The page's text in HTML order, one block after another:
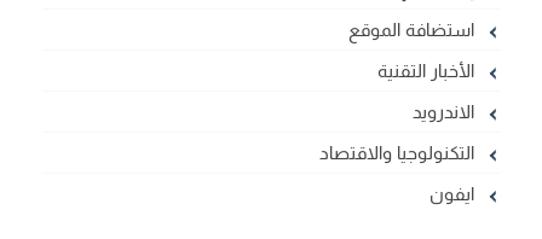
استضافة الموقع
الأخبار التقنية
الاندرويد
التكنولوجيا والاقتصاد
ايفون